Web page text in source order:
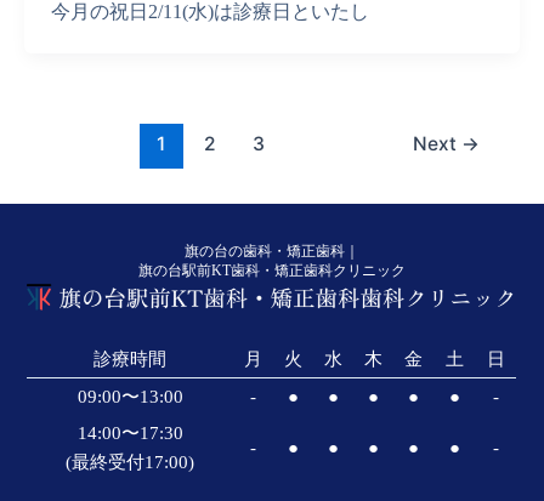
今月の祝日2/11(水)は診療日といたし
1 2 3 Next →
旗の台の歯科・矯正歯科｜
旗の台駅前KT歯科・矯正歯科クリニック
診療時間 月 火 水 木 金 土
日
09:00〜13:00
- ● ● ● ● ●
-
14:00〜17:30
(最終受付17:00)
- ● ● ● ● ● -